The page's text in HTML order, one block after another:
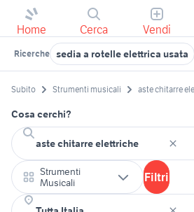
Home Cerca Vendi
Ricerche sedia a rotelle elettrica usata
Subito Strumenti musicali aste chitarre
Cosa cerchi?
Strumenti
Musicali
Filtri